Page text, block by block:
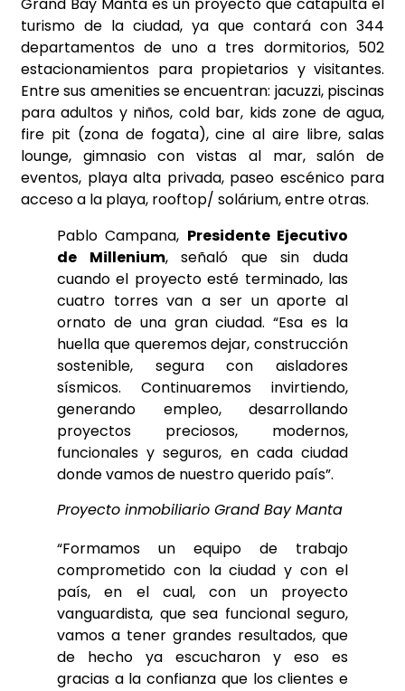
Grand Bay Manta es un proyecto que catapulta el
turismo de la ciudad, ya que contará con 344
departamentos de uno a tres dormitorios, 502
estacionamientos para propietarios y visitantes.
Entre sus amenities se encuentran: jacuzzi, piscinas
para adultos y niños, cold bar, kids zone de agua,
fire pit (zona de fogata), cine al aire libre, salas
lounge, gimnasio con vistas al mar, salón de
eventos, playa alta privada, paseo escénico para
acceso a la playa, rooftop/ solárium, entre otras.
Pablo Campana, Presidente Ejecutivo
de Millenium, señaló que sin duda
cuando el proyecto esté terminado, las
cuatro torres van a ser un aporte al
ornato de una gran ciudad. “Esa es la
huella que queremos dejar, construcción
sostenible, segura con aisladores
sísmicos. Continuaremos invirtiendo,
generando empleo, desarrollando
proyectos preciosos, modernos,
funcionales y seguros, en cada ciudad
donde vamos de nuestro querido país”.
Proyecto inmobiliario Grand Bay Manta
“Formamos un equipo de trabajo
comprometido con la ciudad y con el
país, en el cual, con un proyecto
vanguardista, que sea funcional seguro,
vamos a tener grandes resultados, que
de hecho ya escucharon y eso es
gracias a la confianza que los clientes e